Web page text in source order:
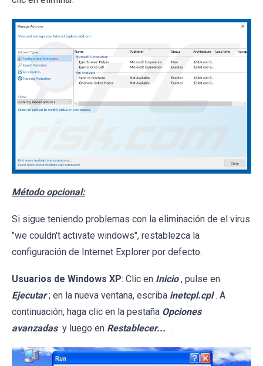
Método opcional:
Si sigue teniendo problemas con la eliminación de el virus
"we couldn't activate windows", restablezca la
configuración de Internet Explorer por defecto.
Usuarios de Windows XP: Clic en Inicio , pulse en
Ejecutar ; en la nueva ventana, escriba inetcpl.cpl . A
continuación, haga clic en la pestaña Opciones
avanzadas y luego en Restablecer... .